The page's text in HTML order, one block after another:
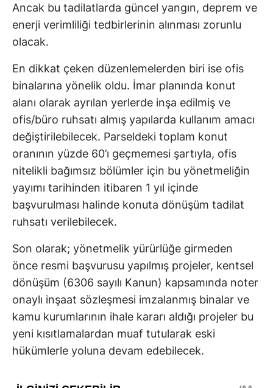
Ancak bu tadilatlarda güncel yangın, deprem ve
enerji verimliliği tedbirlerinin alınması zorunlu
olacak.
En dikkat çeken düzenlemelerden biri ise ofis
binalarına yönelik oldu. İmar planında konut
alanı olarak ayrılan yerlerde inşa edilmiş ve
ofis/büro ruhsatı almış yapılarda kullanım amacı
değiştirilebilecek. Parseldeki toplam konut
oranının yüzde 60’ı geçmemesi şartıyla, ofis
nitelikli bağımsız bölümler için bu yönetmeliğin
yayımı tarihinden itibaren 1 yıl içinde
başvurulması halinde konuta dönüşüm tadilat
ruhsatı verilebilecek.
Son olarak; yönetmelik yürürlüğe girmeden
önce resmi başvurusu yapılmış projeler, kentsel
dönüşüm (6306 sayılı Kanun) kapsamında noter
onaylı inşaat sözleşmesi imzalanmış binalar ve
kamu kurumlarının ihale kararı aldığı projeler bu
yeni kısıtlamalardan muaf tutularak eski
hükümlerle yoluna devam edebilecek.